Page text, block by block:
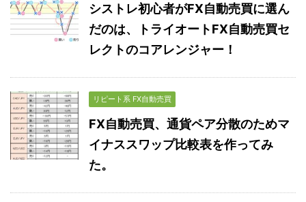
シストレ初心者がFX自動売買に選ん
だのは、トライオートFX自動売買セ
レクトのコアレンジャー！
リピート系 FX自動売買
FX自動売買、通貨ペア分散のためマ
イナススワップ比較表を作ってみ
た。